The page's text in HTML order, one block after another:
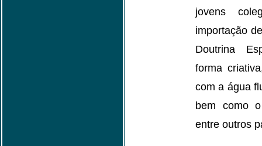
jovens
importação
Doutrina
forma
com a água
bem como
entre outros